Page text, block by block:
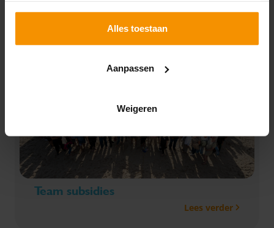
Alles toestaan
Aanpassen
Weigeren
Team subsidies
Lees verder